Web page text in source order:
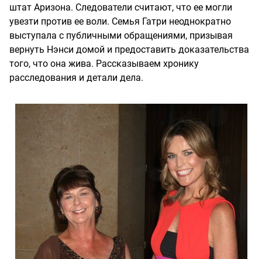
штат Аризона. Следователи считают, что ее могли
увезти против ее воли. Семья Гатри неоднократно
выступала с публичными обращениями, призывая
вернуть Нэнси домой и предоставить доказательства
того, что она жива. Рассказываем хронику
расследования и детали дела.